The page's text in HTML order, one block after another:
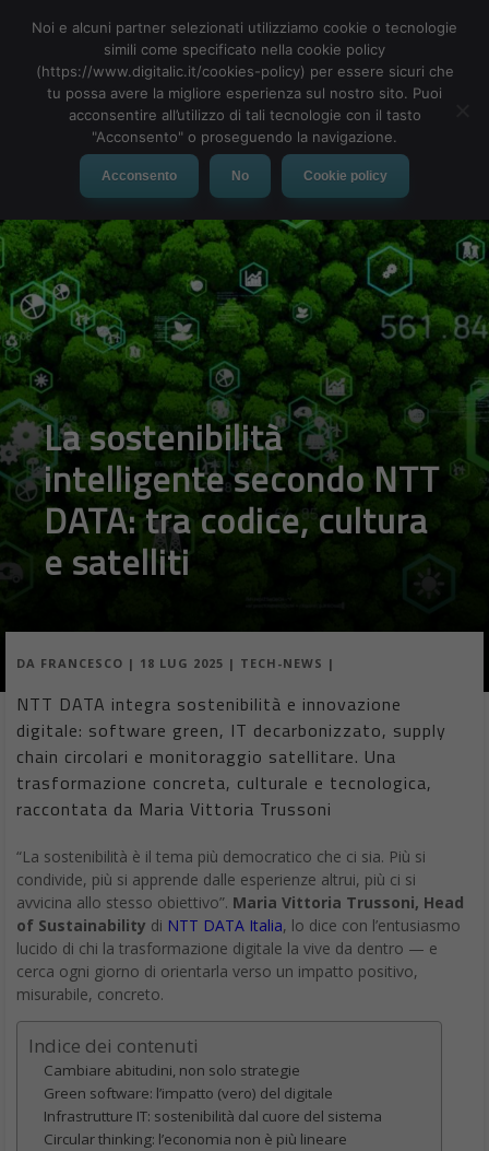
MENU
La sostenibilità
intelligente secondo NTT
DATA: tra codice, cultura
e satelliti
DA FRANCESCO | 18 LUG 2025 | TECH-NEWS |
NTT DATA integra sostenibilità e innovazione
digitale: software green, IT decarbonizzato, supply
chain circolari e monitoraggio satellitare. Una
trasformazione concreta, culturale e tecnologica,
raccontata da Maria Vittoria Trussoni
“La sostenibilità è il tema più democratico che ci sia. Più si
condivide, più si apprende dalle esperienze altrui, più ci si
avvicina allo stesso obiettivo”. Maria Vittoria Trussoni, Head
of Sustainability di NTT DATA Italia, lo dice con l’entusiasmo
lucido di chi la trasformazione digitale la vive da dentro — e
cerca ogni giorno di orientarla verso un impatto positivo,
misurabile, concreto.
Indice dei contenuti
Cambiare abitudini, non solo strategie
Green software: l’impatto (vero) del digitale
Infrastrutture IT: sostenibilità dal cuore del sistema
Circular thinking: l’economia non è più lineare
Noi e alcuni partner selezionati utilizziamo cookie o tecnologie
simili come specificato nella cookie policy
(https://www.digitalic.it/cookies-policy) per essere sicuri che
tu possa avere la migliore esperienza sul nostro sito. Puoi
acconsentire all’utilizzo di tali tecnologie con il tasto
"Acconsento" o proseguendo la navigazione.
Acconsento No Cookie policy